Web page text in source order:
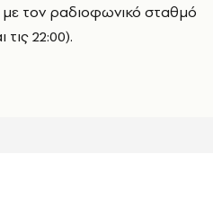
τον ραδιοφωνικό σταθμό
22:00).